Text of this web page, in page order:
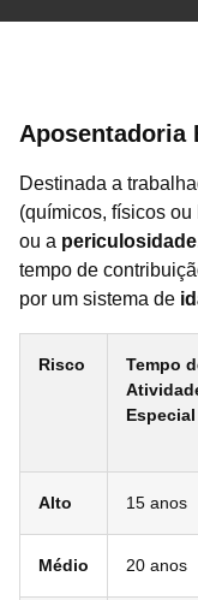
Aposentadoria
Destinada a
(químicos, físicos
ou a periculosidade
tempo de
por um sistema de
Risco
Tempo
Especial
Alto 15 anos
Médio 20 anos